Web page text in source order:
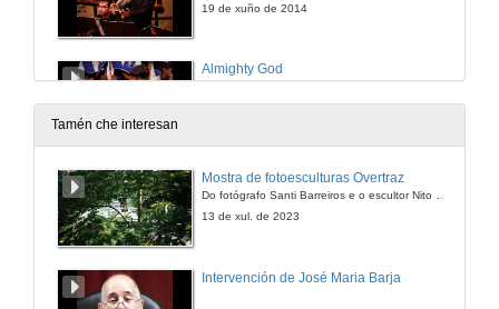
19 de xuño de 2014
Almighty God
19 de xuño de 2014
para só de soprano e piano
Praise God and Dance. Finale
para só de soprano, coro e banda
Tamén che interesan
Mostra de fotoesculturas Overtraz
13 de xul. de 2023
Intervención de José Maria Barja